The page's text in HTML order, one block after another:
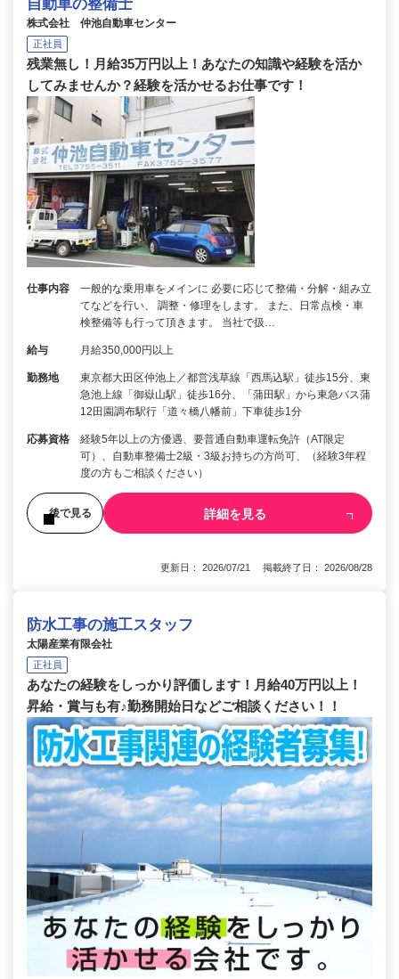
自動車の整備士
株式会社 仲池自動車センター
正社員
残業無し！月給35万円以上！あなたの知識や経験を活か
してみませんか？経験を活かせるお仕事です！
仕事内容
一般的な乗用車をメインに 必要に応じて整備・分解・組み立
てなどを行い、 調整・修理をします。 また、日常点検・車
検整備等も行って頂きます。 当社で扱…
給与 月給350,000円以上
勤務地
東京都大田区仲池上／都営浅草線「西馬込駅」徒歩15分、東
急池上線「御嶽山駅」徒歩16分、「蒲田駅」から東急バス蒲
12田園調布駅行「道々橋八幡前」下車徒歩1分
応募資格
経験5年以上の方優遇、要普通自動車運転免許（AT限定
可）、自動車整備士2級・3級お持ちの方尚可、（経験3年程
度の方もご相談ください）
後で見る 詳細を見る
更新日： 2026/07/21 掲載終了日： 2026/08/28
防水工事の施工スタッフ
太陽産業有限会社
正社員
あなたの経験をしっかり評価します！月給40万円以上！
昇給・賞与も有♪勤務開始日などご相談ください！！